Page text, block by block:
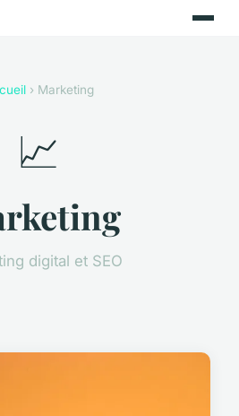
› Marketing
📈
digital et SEO